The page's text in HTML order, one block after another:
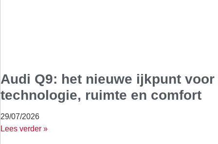
Audi Q9: het nieuwe ijkpunt voor
technologie, ruimte en comfort
29/07/2026
Lees verder »